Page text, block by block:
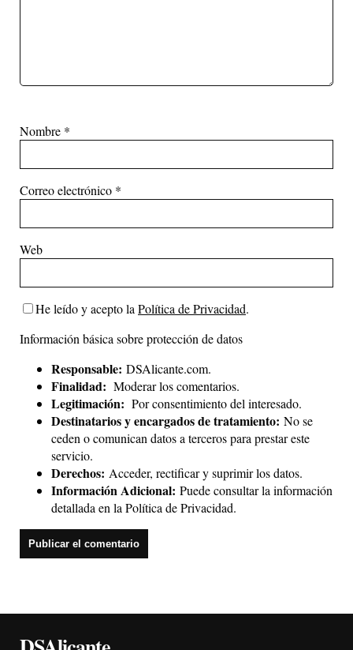
Nombre *
Correo electrónico *
Web
He leído y acepto la Política de Privacidad.
Información básica sobre protección de datos
Responsable: DSAlicante.com.
Finalidad: Moderar los comentarios.
Legitimación: Por consentimiento del interesado.
Destinatarios y encargados de tratamiento: No se
ceden o comunican datos a terceros para prestar este
servicio.
Derechos: Acceder, rectificar y suprimir los datos.
Información Adicional: Puede consultar la información
detallada en la Política de Privacidad.